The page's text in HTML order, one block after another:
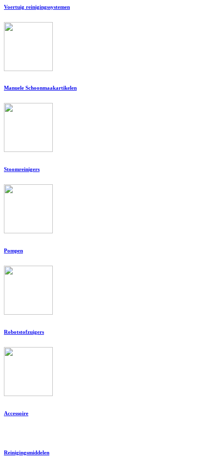
Voertuig reinigingssystemen
Manuele Schoonmaakartikelen
Stoomreinigers
Pompen
Robotstofzuigers
Accessoire
Reinigingsmiddelen